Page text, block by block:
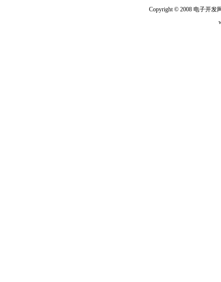
Copyright © 2008 电子开发